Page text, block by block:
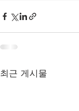
최근 게시물